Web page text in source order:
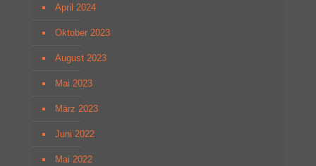
April 2024
Oktober 2023
August 2023
Mai 2023
März 2023
Juni 2022
Mai 2022